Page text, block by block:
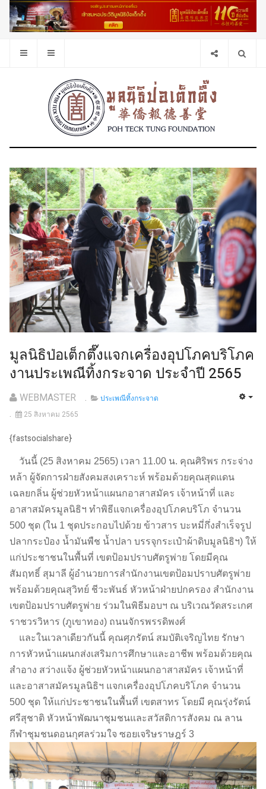
มูลนิธิป่อเต็กตึ๊งแจกเครื่องอุปโภคบริโภค
งานประเพณีทิ้งกระจาด ประจำปี 2565
WEBMASTER
ประเพณีทิ้งกระจาด
25 สิงหาคม 2565
{fastsocialshare}
วันนี้ (25 สิงหาคม 2565) เวลา 11.00 น. คุณศิริพร กระจ่าง
หล้า ผู้จัดการฝ่ายสังคมสงเคราะห์ พร้อมด้วยคุณสุดแดน
เฉลยกลิ่น ผู้ช่วยหัวหน้าแผนกอาสาสมัคร เจ้าหน้าที่ และ
อาสาสมัครมูลนิธิฯ ทำพิธีแจกเครื่องอุปโภคบริโภ จำนวน
500 ชุด (ใน 1 ชุดประกอบไปด้วย ข้าวสาร บะหมี่กึ่งสำเร็จรูป
ปลากระป๋อง น้ำมันพืช น้ำปลา บรรจุกระเป๋าผ้าดิบมูลนิธิฯ) ให้
แก่ประชาชนในพื้นที่ เขตป้อมปราบศัตรูพ่าย โดยมีคุณ
สัมฤทธิ์ สุมาลี ผู้อำนวยการสำนักงานเขตป้อมปราบศัตรูพ่าย
พร้อมด้วยคุณสุวิทย์ ชีวะพันธ์ หัวหน้าฝ่ายปกครอง สำนักงาน
เขตป้อมปราบศัตรูพ่าย ร่วมในพิธีมอบฯ ณ บริเวณวัดสระเกศ
ราชวรวิหาร (ภูเขาทอง) ถนนจักรพรรดิพงศ์
และในเวลาเดียวกันนี้ คุณศุภรัตน์ สมบัติเจริญไทย รักษา
การหัวหน้าแผนกส่งเสริมการศึกษาและอาชีพ พร้อมด้วยคุณ
สำอาง สว่างแจ้ง ผู้ช่วยหัวหน้าแผนกอาสาสมัคร เจ้าหน้าที่
และอาสาสมัครมูลนิธิฯ แจกเครื่องอุปโภคบริโภค จำนวน
500 ชุด ให้แก่ประชาชนในพื้นที่ เขตสาทร โดยมี คุณรุ่งรัตน์
ศรีสุชาติ หัวหน้าพัฒนาชุมชนและสวัสดิการสังคม ณ ลาน
กีฬาชุมชนดอนกุศลร่วมใจ ซอยเจริษราษฎร์ 3